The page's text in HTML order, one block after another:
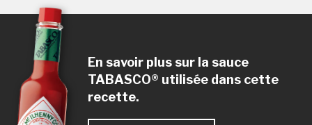
En savoir plus sur la sauce
TABASCO® utilisée dans cette
recette.